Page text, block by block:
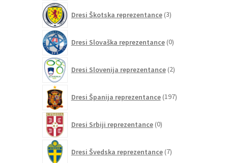
Dresi Škotska reprezentance 3izdelki
Dresi Slovaška reprezentance 0izdelkov
Dresi Slovenija reprezentance 2izdelka
Dresi Španija reprezentance 197izdelkov
Dresi Srbiji reprezentance 0izdelkov
Dresi Švedska reprezentance 7izdelkov